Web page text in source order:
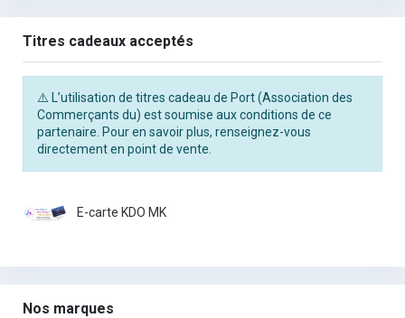
Titres cadeaux acceptés
⚠️ L’utilisation de titres cadeau de Port (Association des
Commerçants du) est soumise aux conditions de ce
partenaire. Pour en savoir plus, renseignez-vous
directement en point de vente.
E-carte KDO MK
Nos marques